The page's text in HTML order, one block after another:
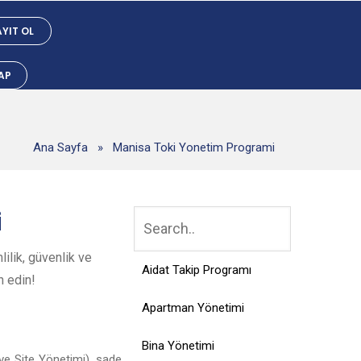
OL
Ana Sayfa » Manisa Toki Yonetim Programi
güvenlik ve
edin!
Aidat Takip Programı
Apartman Yönetimi
Bina Yönetimi